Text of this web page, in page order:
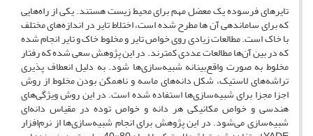
تایرهای فرسوده یک معضل مهم برای محیط زیست هستند. یکی از راه‌هایی
که برای ساماندهی آن ها مطرح شده است، اختلاط تایر در اندازه‌های مختلف
با خاک است. مطالعات زیادی روی خواص تایر و مخلوط خاک و تایر انجام شده
که در بین آن‌ها مطالعات عددی کمترند. در این پژوهش سعی شده که رفتار
مخلوط به صورت واقع‌بینانه شبیه‌سازی‌ها شود. به دلیل انعطاف پذیری
تراشه‌های لاستیک، شکل دانه‌های ماسه و ناهمگن بودن مخلوط از روش
اجزا مجزا برای شبیه‌سازی‌ها استفاده شده است. در این روش ویژگی‌های
هندسی و خواص مکانیکی هر دانه و خواص توده در مقیاس دانه‌ای
شبیه‌سازی می‌شود. در این پژوهش برای انجام شبیه‌سازی‌ها از نرم‌افزار